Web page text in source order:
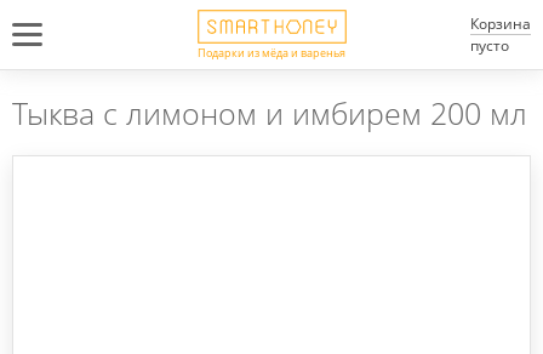
Подарки из мёда и варенья
Корзина
пусто
Тыква с лимоном и имбирем 200 мл